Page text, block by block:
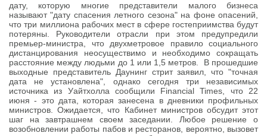
дату, которую многие представители малого бизнеса
называют "дату спасения летного сезона" на фоне опасений,
что три миллиона рабочих мест в сфере гостеприимства будут
потеряны. Руководители отрасли при этом предупредили
премьер-министра, что двухметровое правило социального
дистанцирования неосуществимо и необходимо сокращать
расстояние между людьми до 1 или 1,5 метров. В прошедшие
выходные представитель Даунинг стрит заявил, что "точная
дата не установлена", однако сегодня три независимых
источника из Уайтхолла сообщили Financial Times, что 22
июня - это дата, которая занесена в дневники профильных
министров. Ожидается, что Кабинет министров обсудит этот
шаг на завтрашнем своем заседании. Любое решение о
возобновлении работы пабов и ресторанов, вероятно, вызовет